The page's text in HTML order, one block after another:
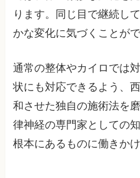
ります。同じ目で継続し
かな変化に気づくことがで
通常の整体やカイロでは
状にも対応できるよう、
和させた独自の施術法を
律神経の専門家としての
根本にあるものに働きか